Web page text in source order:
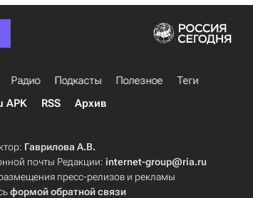
Радио Подкасты Полезное
Теги
APK RSS Архив
Гаврилова А.В.
почты Редакции:internet-group@ria.ru
пресс-релизов и рекламы
формой обратной связи